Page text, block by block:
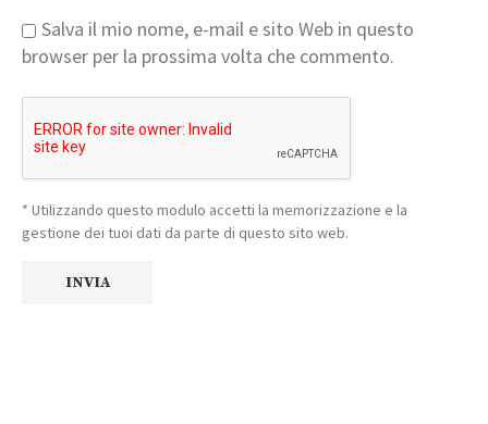
Salva il mio nome, e-mail e sito Web in questo
browser per la prossima volta che commento.
* Utilizzando questo modulo accetti la memorizzazione e la
gestione dei tuoi dati da parte di questo sito web.